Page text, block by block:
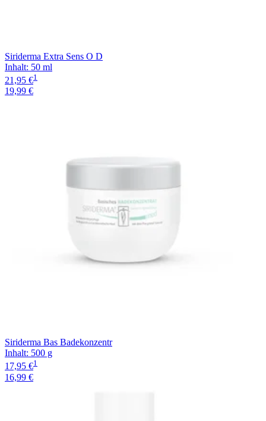
Siriderma Extra Sens O D
Inhalt: 50 ml
21,95 €1
19,99 €
Siriderma Bas Badekonzentr
Inhalt: 500 g
17,95 €1
16,99 €